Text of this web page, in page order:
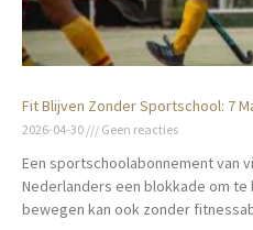
Fit Blijven Zonder Sportschool: 7
2026-04-30 Geen reacties
Een sportschoolabonnement van
Nederlanders een blokkade om te
bewegen kan ook zonder